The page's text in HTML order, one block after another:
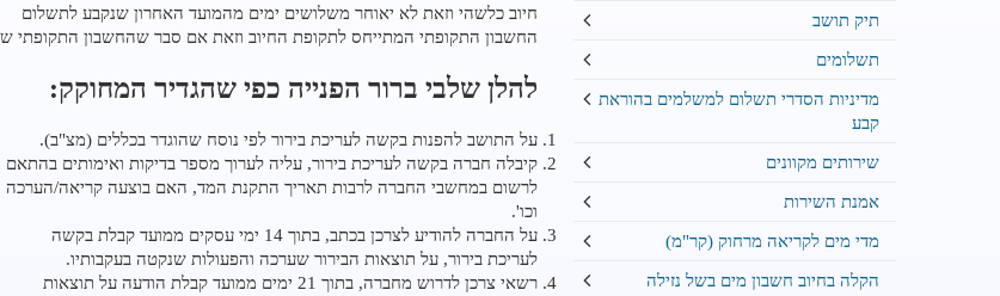
תיק תושב
תשלומים
מדיניות הסדרי תשלום למשלמים בהוראת
קבע
שירותים מקוונים
אמנת השירות
מדי מים לקריאה מרחוק (קר"מ)
הקלה בחיוב חשבון מים בשל נזילה
חיוב כלשהי וזאת לא יאוחר משלושים ימים מהמועד האחרון שנקבע לתשלום
החשבון התקופתי המתייחס לתקופת החיוב וזאת אם סבר שהחשבון התקופתי
להלן שלבי ברור הפנייה כפי שהגדיר המחוקק:
על התושב להפנות בקשה לעריכת בירור לפי נוסח שהוגדר בכללים (מצ"ב).
קיבלה חברה בקשה לעריכת בירור, עליה לערוך מספר בדיקות ואימותים בהתאם
לרשום במחשבי החברה לרבות תאריך התקנת המד, האם בוצעה קריאה/הערכה
וכו'.
על החברה להודיע לצרכן בכתב, בתוך 14 ימי עסקים ממועד קבלת בקשה
לעריכת בירור, על תוצאות הבירור שערכה והפעולות שנקטה בעקבותיו.
רשאי צרכן לדרוש מחברה, בתוך 21 ימים ממועד קבלת הודעה על תוצאות